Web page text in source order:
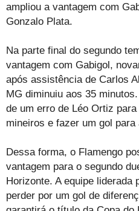
ampliou a vantagem com
Gonzalo Plata.
Na parte final do segundo
vantagem com Gabigol,
após assistência de Carlos
MG diminuiu aos 35
de um erro de Léo Ortiz
mineiros e fazer um gol para
Dessa forma, o Flamengo
vantagem para o segundo
Horizonte. A equipe liderada
perder por um gol de